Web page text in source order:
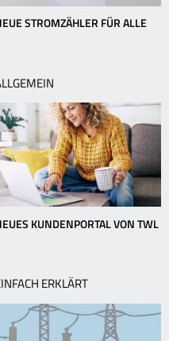
STROMZÄHLER FÜR ALLE
KUNDENPORTAL VON TWL
ERKLÄRT